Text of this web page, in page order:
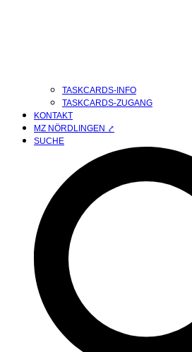
TASKCARDS-INFO
TASKCARDS-ZUGANG
KONTAKT
MZ NÖRDLINGEN ⤤
SUCHE